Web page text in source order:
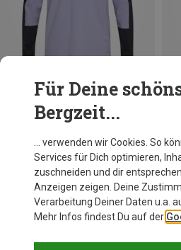
Du sparst 11%
Für Deine
Bergzeit...
… verwenden wir Cookies. So
Services für Dich optimieren,
zuschneiden und dir
Anzeigen zeigen. Deine
Verarbeitung Deiner Daten u.a.
Mehr Infos findest Du auf der